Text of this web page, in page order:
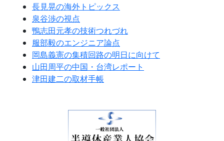
長見晃の海外トピックス
泉谷渉の視点
鴨志田元孝の技術つれづれ
服部毅のエンジニア論点
岡島義憲の集積回路の明日に向けて
山田周平の中国・台湾レポート
津田建二の取材手帳